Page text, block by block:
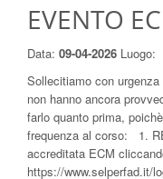
EVENTO
Data: 09-04-2026 Luogo:
Sollecitiamo con
non hanno ancora
farlo quanto prima,
frequenza al corso: 1.
accreditata ECM
https://www.selperfad.it/